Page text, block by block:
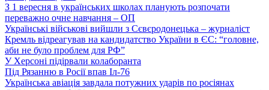
З 1 вересня в українських школах планують розпочати
переважно очне навчання – ОП
Українські військові вийшли з Сєвєродонецька – журналіст
Кремль відреагував на кандидатство України в ЄС: “головне,
аби не було проблем для РФ”
У Херсоні підірвали колаборанта
Під Рязанню в Росії впав Іл-76
Українська авіація завдала потужних ударів по росіянах